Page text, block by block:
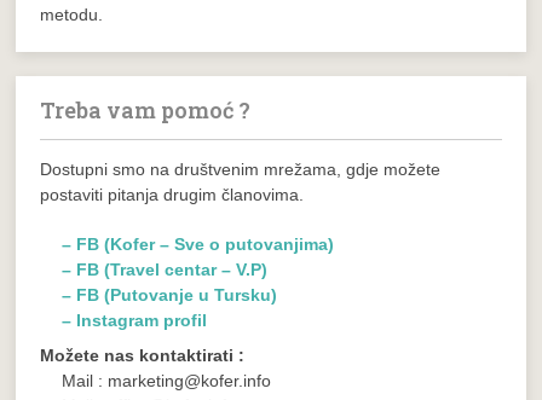
metodu.
Treba vam pomoć ?
Dostupni smo na društvenim mrežama, gdje možete
postaviti pitanja drugim članovima.
– FB (Kofer – Sve o putovanjima)
– FB (Travel centar – V.P)
– FB (Putovanje u Tursku)
– Instagram profil
Možete nas kontaktirati :
Mail : marketing@kofer.info